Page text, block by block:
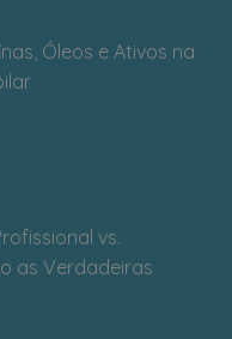
Óleos e Ativos na
vs.
as Verdadeiras